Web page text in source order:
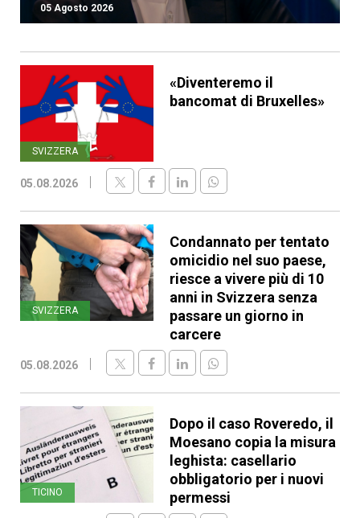
05 Agosto 2026
SVIZZERA
«Diventeremo il
bancomat di Bruxelles»
05.08.2026
SVIZZERA
Condannato per tentato
omicidio nel suo paese,
riesce a vivere più di 10
anni in Svizzera senza
passare un giorno in
carcere
05.08.2026
TICINO
Dopo il caso Roveredo, il
Moesano copia la misura
leghista: casellario
obbligatorio per i nuovi
permessi